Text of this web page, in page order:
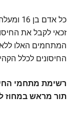
כל אדם
זכאי לקבל את
המתחמים האלו
החיסונים לכלל
רשימת מתחמי
תור מראש במחוז